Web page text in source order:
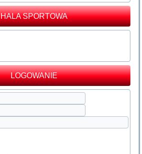
HALA SPORTOWA
LOGOWANIE